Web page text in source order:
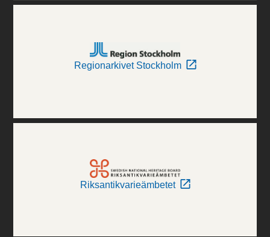
Regionarkivet Stockholm
Riksantikvarieämbetet